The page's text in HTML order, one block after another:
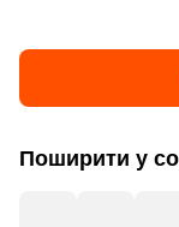
Поширити у